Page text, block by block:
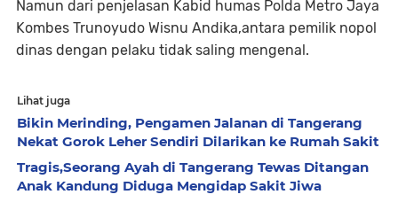
Namun dari penjelasan Kabid humas Polda Metro Jaya
Kombes Trunoyudo Wisnu Andika,antara pemilik nopol
dinas dengan pelaku tidak saling mengenal.
Lihat juga
Bikin Merinding, Pengamen Jalanan di Tangerang
Nekat Gorok Leher Sendiri Dilarikan ke Rumah Sakit
Tragis,Seorang Ayah di Tangerang Tewas Ditangan
Anak Kandung Diduga Mengidap Sakit Jiwa